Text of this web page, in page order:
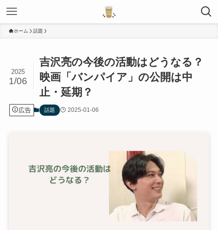
ホーム 話題
吉沢亮の今後の活動はどうなる？
映画「バンパイア」の公開は中
止・延期？
2025
1/06
広告 話題 2025-01-06